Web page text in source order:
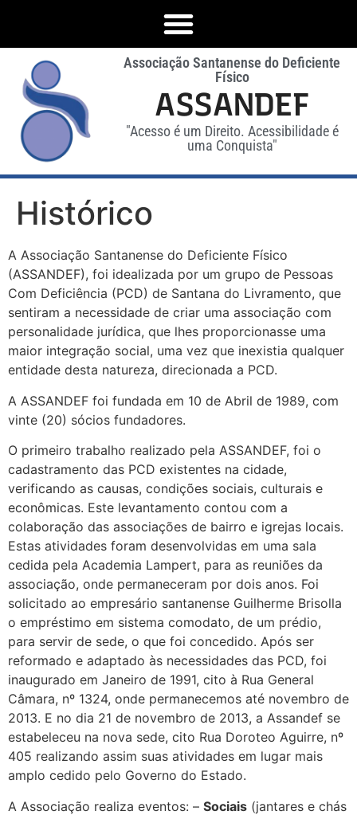
Associação Santanense do Deficiente
Físico
ASSANDEF
"Acesso é um Direito. Acessibilidade é
uma Conquista"
Histórico
A Associação Santanense do Deficiente Físico
(ASSANDEF), foi idealizada por um grupo de Pessoas
Com Deficiência (PCD) de Santana do Livramento, que
sentiram a necessidade de criar uma associação com
personalidade jurídica, que lhes proporcionasse uma
maior integração social, uma vez que inexistia qualquer
entidade desta natureza, direcionada a PCD.
A ASSANDEF foi fundada em 10 de Abril de 1989, com
vinte (20) sócios fundadores.
O primeiro trabalho realizado pela ASSANDEF, foi o
cadastramento das PCD existentes na cidade,
verificando as causas, condições sociais, culturais e
econômicas. Este levantamento contou com a
colaboração das associações de bairro e igrejas locais.
Estas atividades foram desenvolvidas em uma sala
cedida pela Academia Lampert, para as reuniões da
associação, onde permaneceram por dois anos. Foi
solicitado ao empresário santanense Guilherme Brisolla
o empréstimo em sistema comodato, de um prédio,
para servir de sede, o que foi concedido. Após ser
reformado e adaptado às necessidades das PCD, foi
inaugurado em Janeiro de 1991, cito à Rua General
Câmara, nº 1324, onde permanecemos até novembro de
2013. E no dia 21 de novembro de 2013, a Assandef se
estabeleceu na nova sede, cito Rua Doroteo Aguirre, nº
405 realizando assim suas atividades em lugar mais
amplo cedido pelo Governo do Estado.
A Associação realiza eventos: – Sociais (jantares e chás